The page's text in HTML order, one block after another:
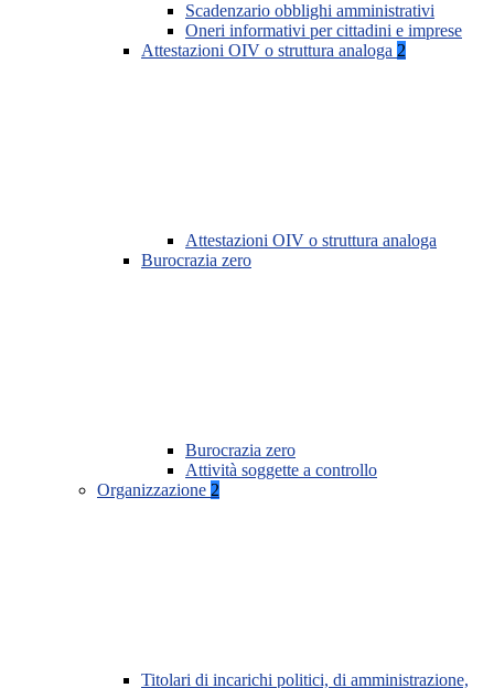
Scadenzario obblighi amministrativi
Oneri informativi per cittadini e imprese
Attestazioni OIV o struttura analoga 2
Attestazioni OIV o struttura analoga
Burocrazia zero
Burocrazia zero
Attività soggette a controllo
Organizzazione 2
Titolari di incarichi politici, di amministrazione,